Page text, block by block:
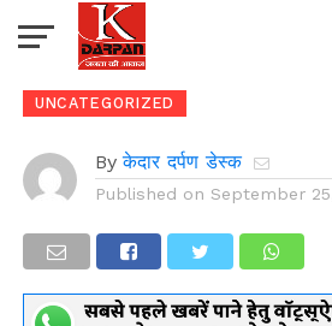
UNCATEGORIZED
By केदार दर्पण डेस्क
Published on September